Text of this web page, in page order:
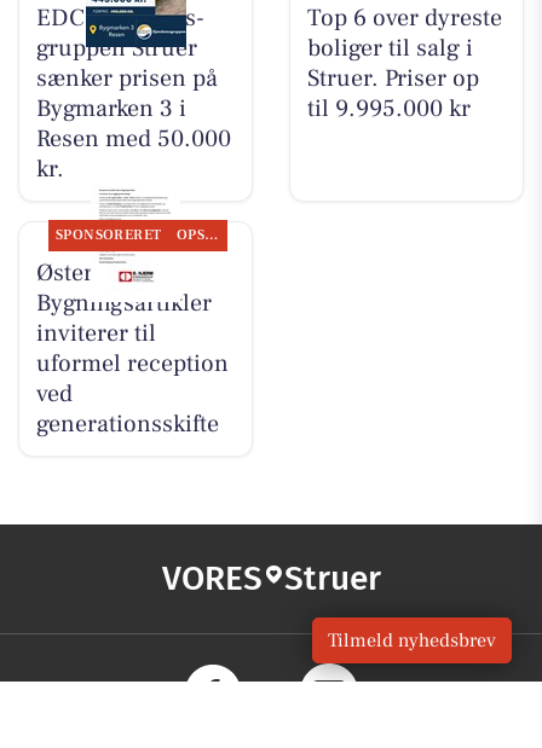
EDC Ejen­doms­
grup­pen Struer
sænker prisen på
Bygmarken 3 i
Resen med 50.000
kr.
Top 6 over dyreste
boliger til salg i
Struer. Priser op
til 9.995.000 kr
SPONSORERET OPSLAGSTAVLEN
Øster Hjerm
Bygningsartikler
inviterer til
uformel reception
ved
generationsskifte
VORES Struer
Tilmeld nyhedsbrev